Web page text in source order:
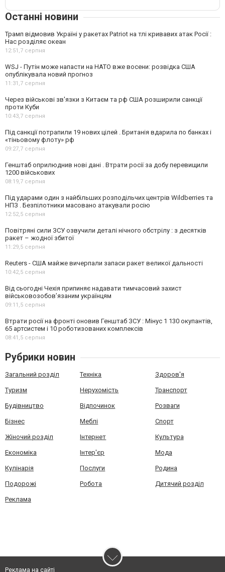
Останні новини
Трамп відмовив Україні у ракетах Patriot на тлі кривавих атак Росії :
Нас розділяє океан
12:51,7 серпня
WSJ - Путін може напасти на НАТО вже восени: розвідка США
опублікувала новий прогноз
11:31,7 серпня
Через військові зв'язки з Китаєм та рф США розширили санкції
проти Куби
10:43,7 серпня
Під санкції потрапили 19 нових цілей . Британія вдарила по банках і
«тіньовому флоту» рф
09:27,7 серпня
Генштаб оприлюднив нові дані . Втрати росії за добу перевищили
1200 військових
08:19,7 серпня
Під ударами один з найбільших розподільчих центрів Wildberries та
НПЗ . Безпілотники масовано атакували росію
12:52,5 серпня
Повітряні сили ЗСУ озвучили деталі нічного обстрілу : з десятків
ракет – жодної збитої
11:29,5 серпня
Reuters - США майже вичерпали запаси ракет великої дальності
10:42,5 серпня
Від сьогодні Чехія припиняє надавати тимчасовий захист
військовозобов’язаним українцям
09:11,5 серпня
Втрати росії на фронті оновив Генштаб ЗСУ : Мінус 1 130 окупантів,
65 артсистем і 10 роботизованих комплексів
08:41,5 серпня
Рубрики новин
Загальний розділ Техніка Здоров'я
Туризм Нерухомість Транспорт
Будівництво Відпочинок Розваги
Бізнес Меблі Спорт
Жіночий розділ Інтернет Культура
Економіка Інтер'єр Мода
Кулінарія Послуги Родина
Подорожі Робота Дитячий розділ
Реклама
Реклама на сайті